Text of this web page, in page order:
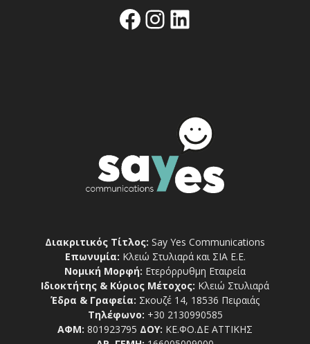
Facebook
Instagram
Linkedin
Διακριτικός Τίτλος: Say Yes Communications
Επωνυμία: Κλειώ Στυλιαρά και ΣΙΑ Ε.Ε.
Νομική Μορφή: Ετερόρρυθμη Εταιρεία
Ιδιοκτήτης & Κύριος Μέτοχος: Κλειώ Στυλιαρά
Έδρα & Γραφεία: Σκουζέ 14, 18536 Πειραιάς
Τηλέφωνο: +30 2130990585
ΑΦΜ: 801923795 ΔΟΥ: ΚΕ.ΦΟ.ΔΕ ΑΤΤΙΚΗΣ